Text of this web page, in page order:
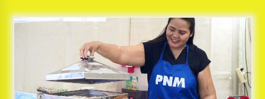
5 bulan ago
PNM Hadir dalam Setiap Langkah Dikha, Penari
Aura Farming yang Viral Ternyata Anak
Nasabah PNM Mekaar
1 tahun ago
Duh Kacau Banget, Karena Kecewa Tak Dapat